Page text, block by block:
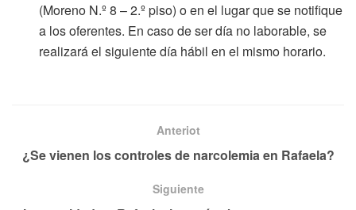
(Moreno N.º 8 – 2.º piso) o en el lugar que se notifique
a los oferentes. En caso de ser día no laborable, se
realizará el siguiente día hábil en el mismo horario.
Anteriot
¿Se vienen los controles de narcolemia en Rafaela?
Siguiente